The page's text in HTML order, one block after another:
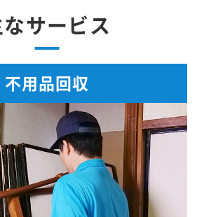
サービス
不用品回収